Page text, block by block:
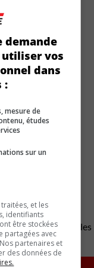
les périodes de
2024
2022 au 18 avril
2025
2025
2025
18 avril 2025
avril 2025
ou décès
en
les
à recevoir des
demande
vos
dans
:
mesure de
études
sur un
et les
identifiants
être stockées
partagées avec
partenaires et
des données de